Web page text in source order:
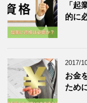
「起
的に
2017/
お金
ため